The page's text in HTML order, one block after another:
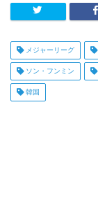
メジャーリーグ
ソン・フンミン
韓国